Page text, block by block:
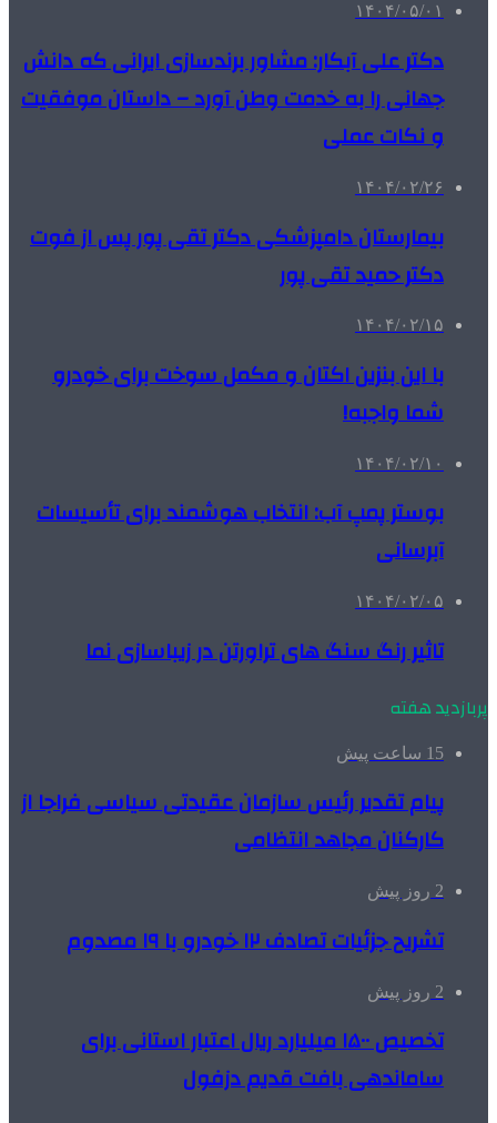
۱۴۰۴/۰۵/۰۱
دکتر علی آبکار: مشاور برندسازی ایرانی که دانش
جهانی را به خدمت وطن آورد – داستان موفقیت
و نکات عملی
۱۴۰۴/۰۲/۲۶
بیمارستان دامپزشکی دکتر تقی پور پس از فوت
دکتر حمید تقی پور
۱۴۰۴/۰۲/۱۵
با این بنزین اکتان و مکمل سوخت برای خودرو
شما واجبه!
۱۴۰۴/۰۲/۱۰
بوستر پمپ آب: انتخاب هوشمند برای تأسیسات
آبرسانی
۱۴۰۴/۰۲/۰۵
تاثیر رنگ سنگ های تراورتن در زیباسازی نما
پربازدید هفته
15 ساعت پیش
پیام تقدیر رئیس سازمان عقیدتی سیاسی فراجا از
کارکنان مجاهد انتظامی
2 روز پیش
تشریح جزئیات تصادف ۱۲ خودرو با ۱۹ مصدوم
2 روز پیش
تخصیص ۱۵۰۰ میلیارد ریال اعتبار استانی برای
ساماندهی بافت قدیم دزفول